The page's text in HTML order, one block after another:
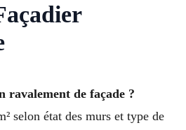
ravalement de façade ?
selon état des murs et type de